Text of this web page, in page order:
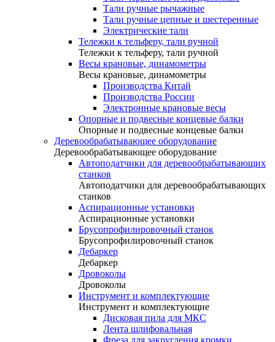
Тали ручные рычажные
Тали ручные цепные и шестеренные
Электрические тали
Тележки к тельферу, тали ручной
Тележки к тельферу, тали ручной
Весы крановые, динамометры
Весы крановые, динамометры
Производства Китай
Производства России
Электронные крановые весы
Опорные и подвесные концевые балки
Опорные и подвесные концевые балки
Деревообрабатывающее оборудование
Деревообрабатывающее оборудование
Автоподатчики для деревообрабатывающих
станков
Автоподатчики для деревообрабатывающих
станков
Аспирационные установки
Аспирационные установки
Брусопрофилировочный станок
Брусопрофилировочный станок
Дебаркер
Дебаркер
Дровоколы
Дровоколы
Инструмент и комплектующие
Инструмент и комплектующие
Дисковая пила для МКС
Лента шлифовальная
Фреза для закругления кромки